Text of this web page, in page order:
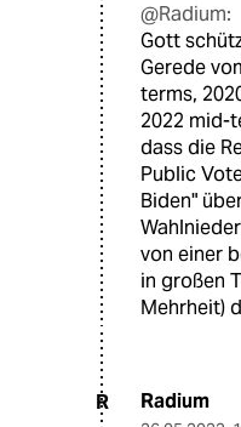
@Radium:
Gott
Gerede
terms,
2022 mid-
dass die
Public
Biden"
von einer
in großen
Mehrheit)
R Radium